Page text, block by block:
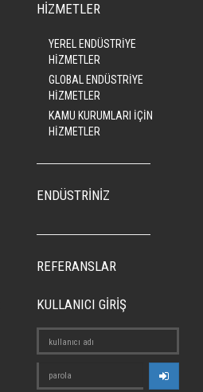
HİZMETLER
YEREL ENDÜSTRİYE
HİZMETLER
GLOBAL ENDÜSTRİYE
HİZMETLER
KAMU KURUMLARI İÇİN
HİZMETLER
ENDÜSTRİNİZ
REFERANSLAR
KULLANICI GİRİŞ